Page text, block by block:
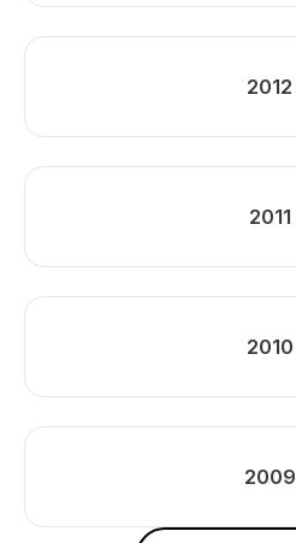
2012
2011
2010
2009